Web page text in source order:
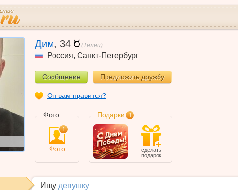
Дим, 34 (Телец)
Россия, Санкт-Петербург
Сообщение Предложить дружбу
Он вам нравится?
Фото
1
Фото
Подарки 1
сделать
подарок
Ищу девушку